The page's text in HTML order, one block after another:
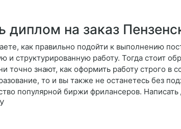
диплом на заказ
как правильно подойти к выполнению
и структурированную работу. Тогда стоит
точно знают, как оформить работу строго в
то и вы также не останетесь без
популярной биржи фрилансеров.